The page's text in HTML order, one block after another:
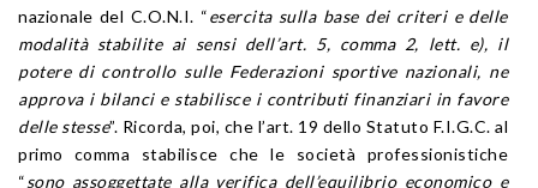
nazionale del C.O.N.I. “esercita sulla base dei criteri e delle
modalità stabilite ai sensi dell’art. 5, comma 2, lett. e), il
potere di controllo sulle Federazioni sportive nazionali, ne
approva i bilanci e stabilisce i contributi finanziari in favore
delle stesse”. Ricorda, poi, che l’art. 19 dello Statuto F.I.G.C. al
primo comma stabilisce che le società professionistiche
“sono assoggettate alla verifica dell’equilibrio economico e